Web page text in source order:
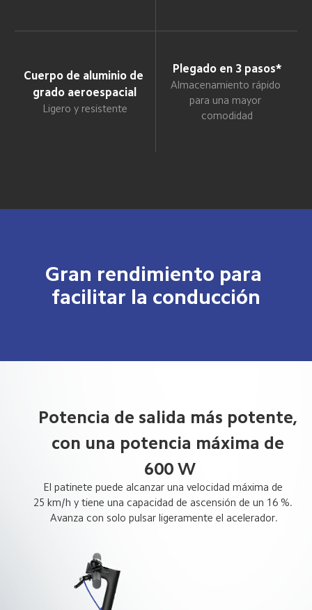
Cuerpo de aluminio de
grado aeroespacial
Ligero y resistente
Plegado en 3 pasos*
Almacenamiento rápido
para una mayor
comodidad
Gran rendimiento para
facilitar la conducción
Potencia de salida más potente,
con una potencia máxima de
600 W
El patinete puede alcanzar una velocidad máxima de
25 km/h y tiene una capacidad de ascensión de un 16 %.
Avanza con solo pulsar ligeramente el acelerador.